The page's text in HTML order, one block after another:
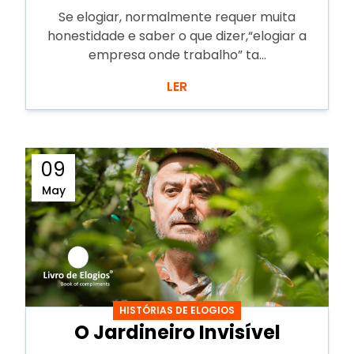
Se elogiar, normalmente requer muita
honestidade e saber o que dizer,“elogiar a
empresa onde trabalho” ta...
LER
09
May
HISTÓRIAS DE ELOGIOS
O Jardineiro Invisível